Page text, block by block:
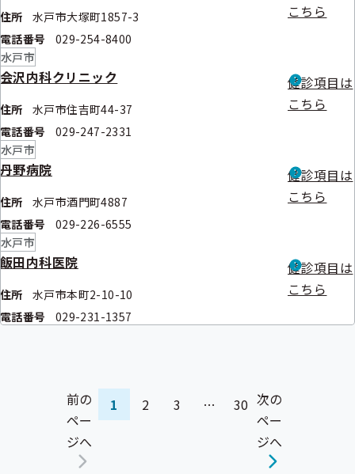
住所
水戸市大塚町1857-3
電話番号
029-254-8400
こちら
水戸市
会沢内科クリニック
住所
水戸市住吉町44-37
電話番号
029-247-2331
健診項目は
こちら
水戸市
丹野病院
住所
水戸市酒門町4887
電話番号
029-226-6555
健診項目は
こちら
水戸市
飯田内科医院
住所
水戸市本町2-10-10
電話番号
029-231-1357
健診項目は
こちら
前の
ペー
ジへ
1 2 3 … 30 次の
ペー
ジへ